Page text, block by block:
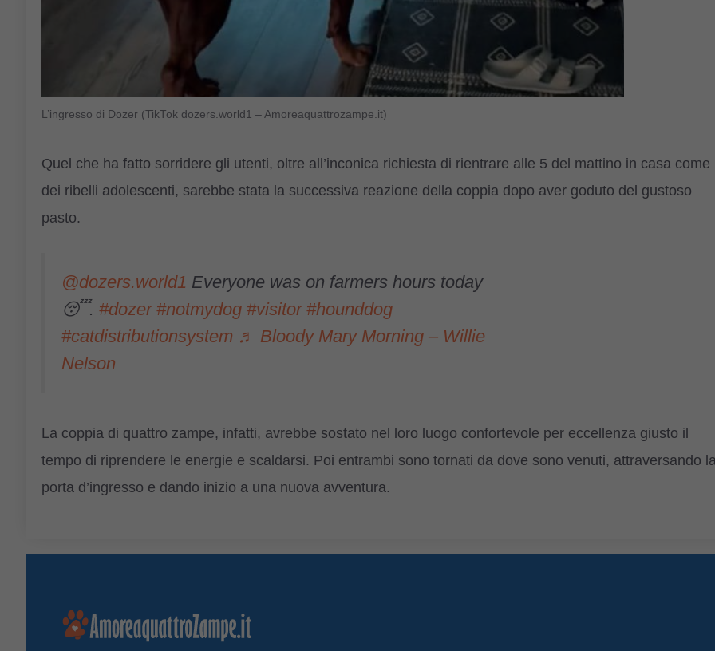
L’ingresso di Dozer (TikTok dozers.world1 – Amoreaquattrozampe.it)
Quel che ha fatto sorridere gli utenti, oltre all’inconica richiesta di rientrare alle 5 del mattino in casa come
dei ribelli adolescenti, sarebbe stata la successiva reazione della coppia dopo aver goduto del gustoso
pasto.
@dozers.world1 Everyone was on farmers hours today
😴. #dozer #notmydog #visitor #hounddog
#catdistributionsystem ♬ Bloody Mary Morning – Willie
Nelson
La coppia di quattro zampe, infatti, avrebbe sostato nel loro luogo confortevole per eccellenza giusto il
tempo di riprendere le energie e scaldarsi. Poi entrambi sono tornati da dove sono venuti, attraversando
porta d’ingresso e dando inizio a una nuova avventura.